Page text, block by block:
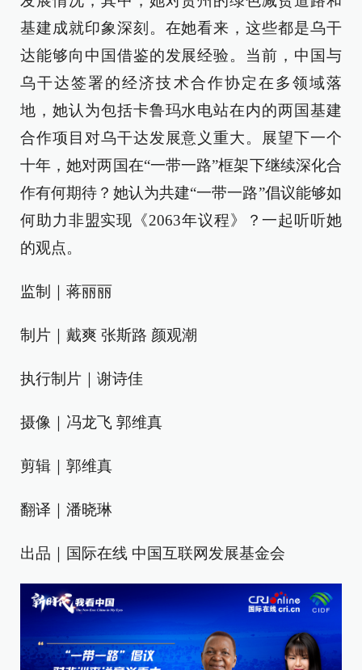
基建成就印象深刻。在她看来，这些都是乌干
达能够向中国借鉴的发展经验。当前，中国与
乌干达签署的经济技术合作协定在多领域落
地，她认为包括卡鲁玛水电站在内的两国基建
合作项目对乌干达发展意义重大。展望下一个
十年，她对两国在“一带一路”框架下继续深化合
作有何期待？她认为共建“一带一路”倡议能够如
何助力非盟实现《2063年议程》？一起听听她
的观点。
监制｜蒋丽丽
制片｜戴爽 张斯路 颜观潮
执行制片｜谢诗佳
摄像｜冯龙飞 郭维真
剪辑｜郭维真
翻译｜潘晓琳
出品｜国际在线 中国互联网发展基金会